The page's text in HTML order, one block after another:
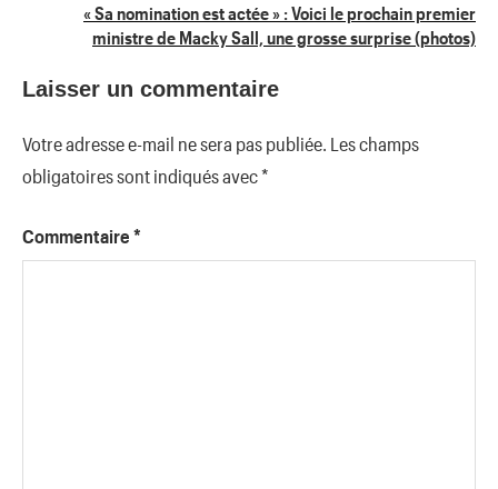
l’article« Sa nomination est actée » : Voici le prochain premier
ministre de Macky Sall, une grosse surprise (photos)
Laisser un commentaire
Votre adresse e-mail ne sera pas publiée. Les champs
obligatoires sont indiqués avec*
Commentaire *